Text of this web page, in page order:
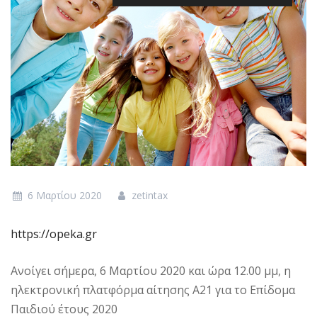
6 Μαρτίου 2020 zetintax
https://opeka.gr
Ανοίγει σήμερα, 6 Μαρτίου 2020 και ώρα 12.00 μμ, η
ηλεκτρονική πλατφόρμα αίτησης Α21 για το Επίδομα
Παιδιού έτους 2020